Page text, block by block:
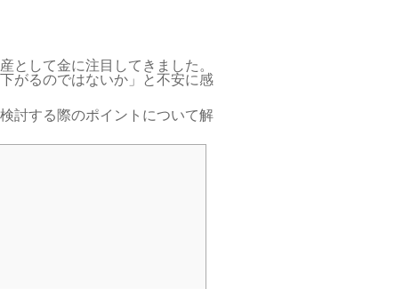
として金に注目してきました。
がるのではないか」と不安に感
討する際のポイントについて解